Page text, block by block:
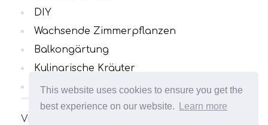
This website uses cookies to ensure you get the
best experience on our website.
Learn more
Viele interessante und nützliche Artikel zum
DIY
Wachsende Zimmerpflanzen
Balkongärtung
Kulinarische Kräuter
Alle Kategorien